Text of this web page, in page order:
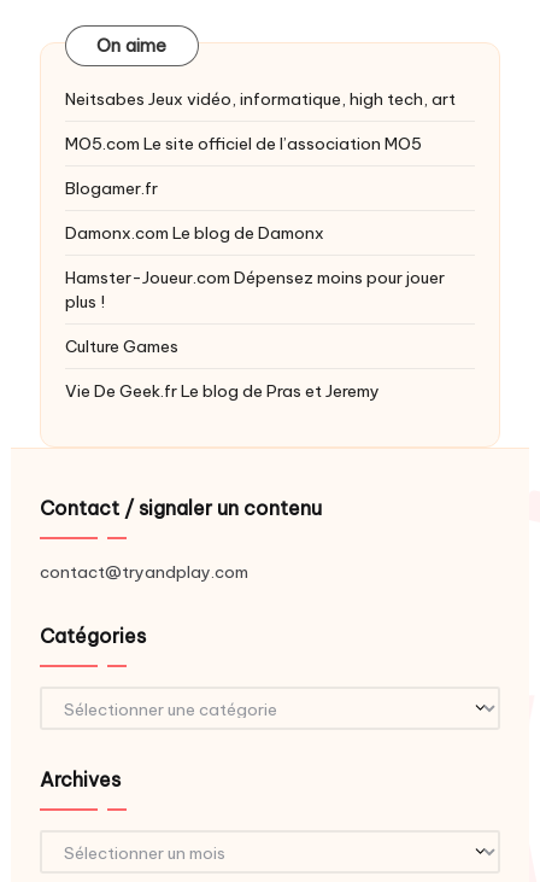
On aime
Neitsabes Jeux vidéo, informatique, high tech, art
MO5.com Le site officiel de l’association MO5
Blogamer.fr
Damonx.com Le blog de Damonx
Hamster-Joueur.com Dépensez moins pour jouer
plus !
Culture Games
Vie De Geek.frLe blog de Pras et Jeremy
Contact / signaler un contenu
contact@tryandplay.com
Catégories
Catégories
Archives
Archives